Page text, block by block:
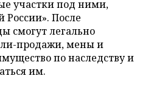
участки под ними,
России». После
смогут легально
продажи, мены и
по наследству и
им.